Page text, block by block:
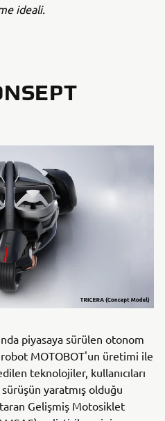
ideali.
piyasaya sürülen otonom
MOTOBOT'un üretimi ile
teknolojiler, kullanıcıları
yaratmış olduğu
Gelişmiş Motosiklet